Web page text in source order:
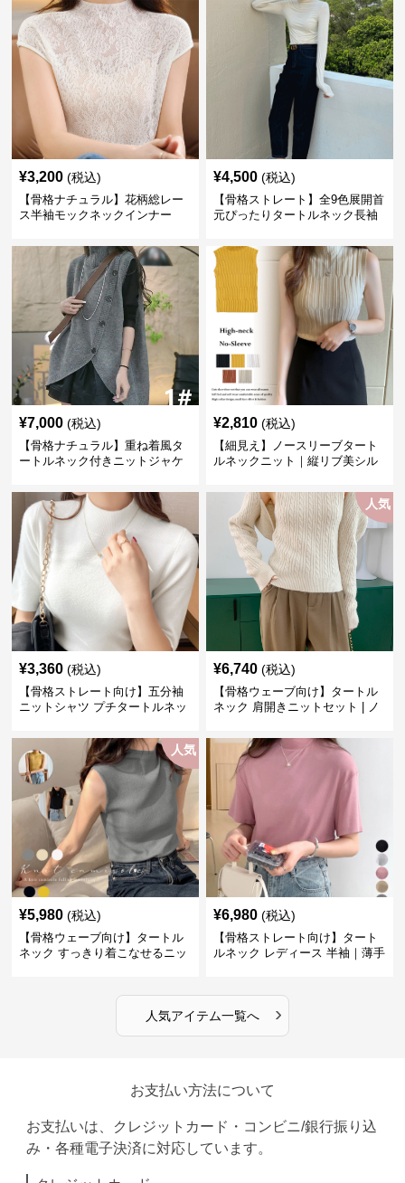
¥3,200 (税込)
【骨格ナチュラル】花柄総レー
ス半袖モックネックインナー
¥4,500 (税込)
【骨格ストレート】全9色展開首
元ぴったりタートルネック長袖
¥7,000 (税込)
【骨格ナチュラル】重ね着風タ
ートルネック付きニットジャケ
¥2,810 (税込)
【細見え】ノースリーブタート
ルネックニット｜縦リブ美シル
¥3,360 (税込)
【骨格ストレート向け】五分袖
ニットシャツ プチタートルネッ
人気
¥6,740 (税込)
【骨格ウェーブ向け】タートル
ネック 肩開きニットセット | ノ
人気
¥5,980 (税込)
【骨格ウェーブ向け】タートル
ネック すっきり着こなせるニッ
¥6,980 (税込)
【骨格ストレート向け】タート
ルネック レディース 半袖｜薄手
人気アイテム一覧へ ›
お支払い方法について
お支払いは、クレジットカード・コンビニ/銀行振り込
み・各種電子決済に対応しています。